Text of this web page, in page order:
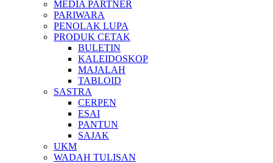
MEDIA PARTNER
PARIWARA
PENOLAK LUPA
PRODUK CETAK
BULETIN
KALEIDOSKOP
MAJALAH
TABLOID
SASTRA
CERPEN
ESAI
PANTUN
SAJAK
UKM
WADAH TULISAN